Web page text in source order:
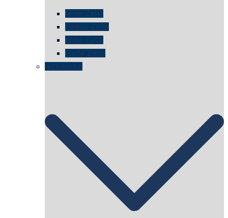
erste Zelle
zweite Zelle
dritte Zelle
vierte Zelle
architektur